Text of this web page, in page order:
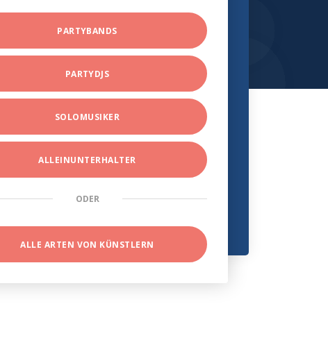
PARTYBANDS
PARTYDJS
SOLOMUSIKER
ALLEINUNTERHALTER
ODER
ALLE ARTEN VON KÜNSTLERN